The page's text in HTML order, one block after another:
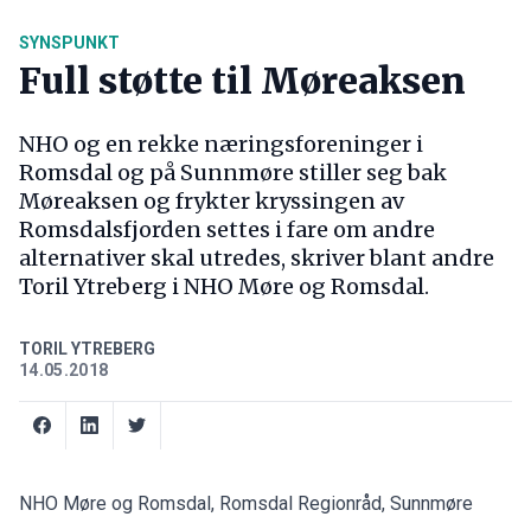
SYNSPUNKT
Full støtte til Møreaksen
NHO og en rekke næringsforeninger i
Romsdal og på Sunnmøre stiller seg bak
Møreaksen og frykter kryssingen av
Romsdalsfjorden settes i fare om andre
alternativer skal utredes, skriver blant andre
Toril Ytreberg i NHO Møre og Romsdal.
TORIL YTREBERG
14.05.2018
NHO Møre og Romsdal, Romsdal Regionråd, Sunnmøre